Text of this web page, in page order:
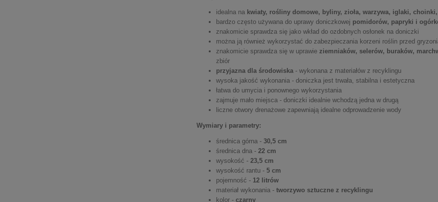
idealna na kwiaty, rośliny domowe, byliny, zioła, warzywa, iglaki,
bardzo często używana do uprawy doniczkowej pomidorów, papryki i
znakomicie sprawdza się jako wkład do ozdobnych osłonek na doniczki
można ją również wykorzystać do zabezpieczania korzeni roślin przed
znakomicie sprawdza się w uprawie ziemniaków, selerów, buraków,
zbiór
przyjazna dla środowiska - wykonana z materiałów z recyklingu
wysoka jakość wykonania - doniczka jest trwała, stabilna i estetyczna
łatwa do umycia i ponownego wykorzystania
zajmuje mało miejsca - doniczki idealnie wchodzą jedna w drugą
liczne otwory drenażowe zapewniają idealne odprowadzenie wody
Wymiary i parametry:
średnica górna - 30,5 cm
średnica dna - 22 cm
wysokość - 23,5 cm
wysokość rantu - 5 cm
pojemność - 12 litrów
materiał wykonania - tworzywo sztuczne z recyklingu
kolor - czarny